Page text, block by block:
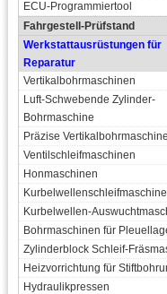
ECU-Programmiertool
Fahrgestell-Prüfstand
Werkstattausrüstungen für
Reparatur
Vertikalbohrmaschinen
Luft-Schwebende Zylinder-
Bohrmaschine
Präzise
Ventilschleifmaschinen
Honmaschinen
Kurbelwellen-
Bohrmaschinen für
Zylinderblock Schleif-
Heizvorrichtung für
Hydraulikpressen